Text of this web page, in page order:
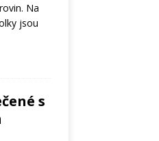
Na
jsou
s